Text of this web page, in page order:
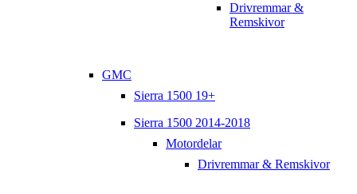
Drivremmar &
Remskivor
GMC
Sierra 1500 19+
Sierra 1500 2014-2018
Motordelar
Drivremmar & Remskivor